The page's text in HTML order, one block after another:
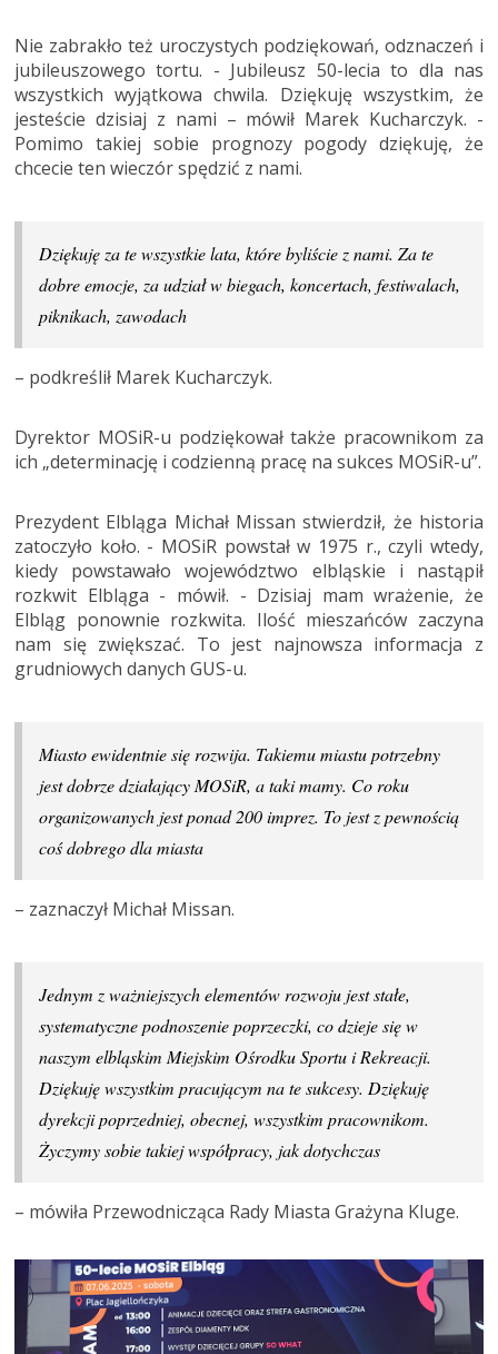
Nie zabrakło też uroczystych podziękowań, odznaczeń i
jubileuszowego tortu. - Jubileusz 50-lecia to dla nas
wszystkich wyjątkowa chwila. Dziękuję wszystkim, że
jesteście dzisiaj z nami – mówił Marek Kucharczyk. -
Pomimo takiej sobie prognozy pogody dziękuję, że
chcecie ten wieczór spędzić z nami.
Dziękuję za te wszystkie lata, które byliście z nami. Za te
dobre emocje, za udział w biegach, koncertach, festiwalach,
piknikach, zawodach
– podkreślił Marek Kucharczyk.
Dyrektor MOSiR-u podziękował także pracownikom za
ich „determinację i codzienną pracę na sukces MOSiR-u”.
Prezydent Elbląga Michał Missan stwierdził, że historia
zatoczyło koło. - MOSiR powstał w 1975 r., czyli wtedy,
kiedy powstawało województwo elbląskie i nastąpił
rozkwit Elbląga - mówił. - Dzisiaj mam wrażenie, że
Elbląg ponownie rozkwita. Ilość mieszańców zaczyna
nam się zwiększać. To jest najnowsza informacja z
grudniowych danych GUS-u.
Miasto ewidentnie się rozwija. Takiemu miastu potrzebny
jest dobrze działający MOSiR, a taki mamy. Co roku
organizowanych jest ponad 200 imprez. To jest z pewnością
coś dobrego dla miasta
– zaznaczył Michał Missan.
Jednym z ważniejszych elementów rozwoju jest stałe,
systematyczne podnoszenie poprzeczki, co dzieje się w
naszym elbląskim Miejskim Ośrodku Sportu i Rekreacji.
Dziękuję wszystkim pracującym na te sukcesy. Dziękuję
dyrekcji poprzedniej, obecnej, wszystkim pracownikom.
Życzymy sobie takiej współpracy, jak dotychczas
– mówiła Przewodnicząca Rady Miasta Grażyna Kluge.